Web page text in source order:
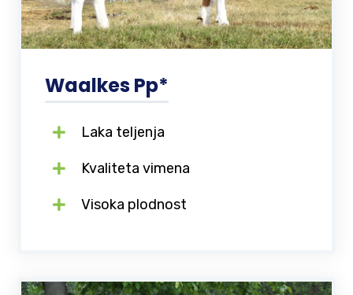
Waalkes Pp*
Laka teljenja
Kvaliteta vimena
Visoka plodnost